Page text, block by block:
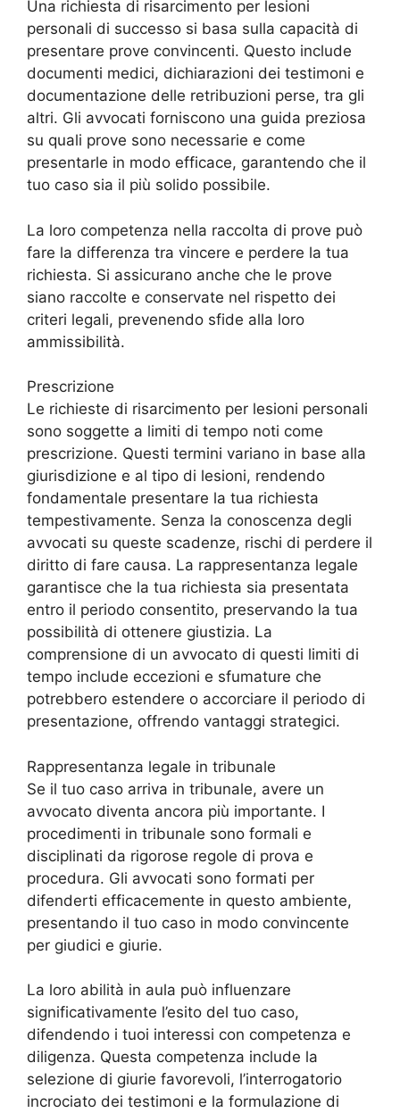
Una richiesta di risarcimento per lesioni
personali di successo si basa sulla capacità di
presentare prove convincenti. Questo include
documenti medici, dichiarazioni dei testimoni e
documentazione delle retribuzioni perse, tra gli
altri. Gli avvocati forniscono una guida preziosa
su quali prove sono necessarie e come
presentarle in modo efficace, garantendo che il
tuo caso sia il più solido possibile.
La loro competenza nella raccolta di prove può
fare la differenza tra vincere e perdere la tua
richiesta. Si assicurano anche che le prove
siano raccolte e conservate nel rispetto dei
criteri legali, prevenendo sfide alla loro
ammissibilità.
Prescrizione
Le richieste di risarcimento per lesioni personali
sono soggette a limiti di tempo noti come
prescrizione. Questi termini variano in base alla
giurisdizione e al tipo di lesioni, rendendo
fondamentale presentare la tua richiesta
tempestivamente. Senza la conoscenza degli
avvocati su queste scadenze, rischi di perdere il
diritto di fare causa. La rappresentanza legale
garantisce che la tua richiesta sia presentata
entro il periodo consentito, preservando la tua
possibilità di ottenere giustizia. La
comprensione di un avvocato di questi limiti di
tempo include eccezioni e sfumature che
potrebbero estendere o accorciare il periodo di
presentazione, offrendo vantaggi strategici.
Rappresentanza legale in tribunale
Se il tuo caso arriva in tribunale, avere un
avvocato diventa ancora più importante. I
procedimenti in tribunale sono formali e
disciplinati da rigorose regole di prova e
procedura. Gli avvocati sono formati per
difenderti efficacemente in questo ambiente,
presentando il tuo caso in modo convincente
per giudici e giurie.
La loro abilità in aula può influenzare
significativamente l’esito del tuo caso,
difendendo i tuoi interessi con competenza e
diligenza. Questa competenza include la
selezione di giurie favorevoli, l’interrogatorio
incrociato dei testimoni e la formulazione di